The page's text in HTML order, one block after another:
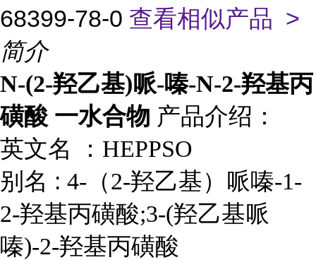
68399-78-0 查看相似产品 >
简介
N-(2-羟乙基)哌-嗪-N-2-羟基丙
磺酸 一水合物 产品介绍：
英文名 ： HEPPSO
别名 : 4-（2-羟乙基）哌嗪-1-
2-羟基丙磺酸;3-(羟乙基哌
嗪)-2-羟基丙磺酸